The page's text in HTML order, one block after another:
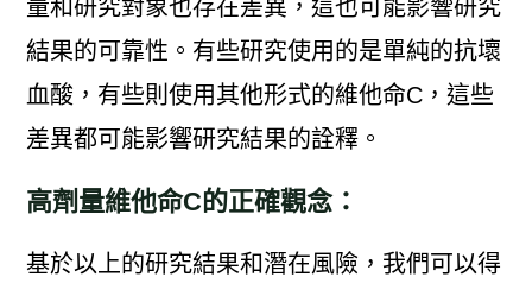
量和研究對象也存在差異，這也可能影響研究
結果的可靠性。有些研究使用的是單純的抗壞
血酸，有些則使用其他形式的維他命C，這些
差異都可能影響研究結果的詮釋。
高劑量維他命C的正確觀念：
基於以上的研究結果和潛在風險，我們可以得